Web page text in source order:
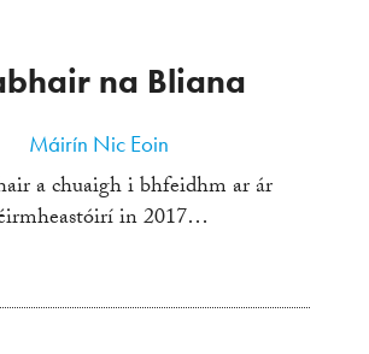
na Bliana
Máirín Nic Eoin
a chuaigh i bhfeidhm ar ár
in 2017…